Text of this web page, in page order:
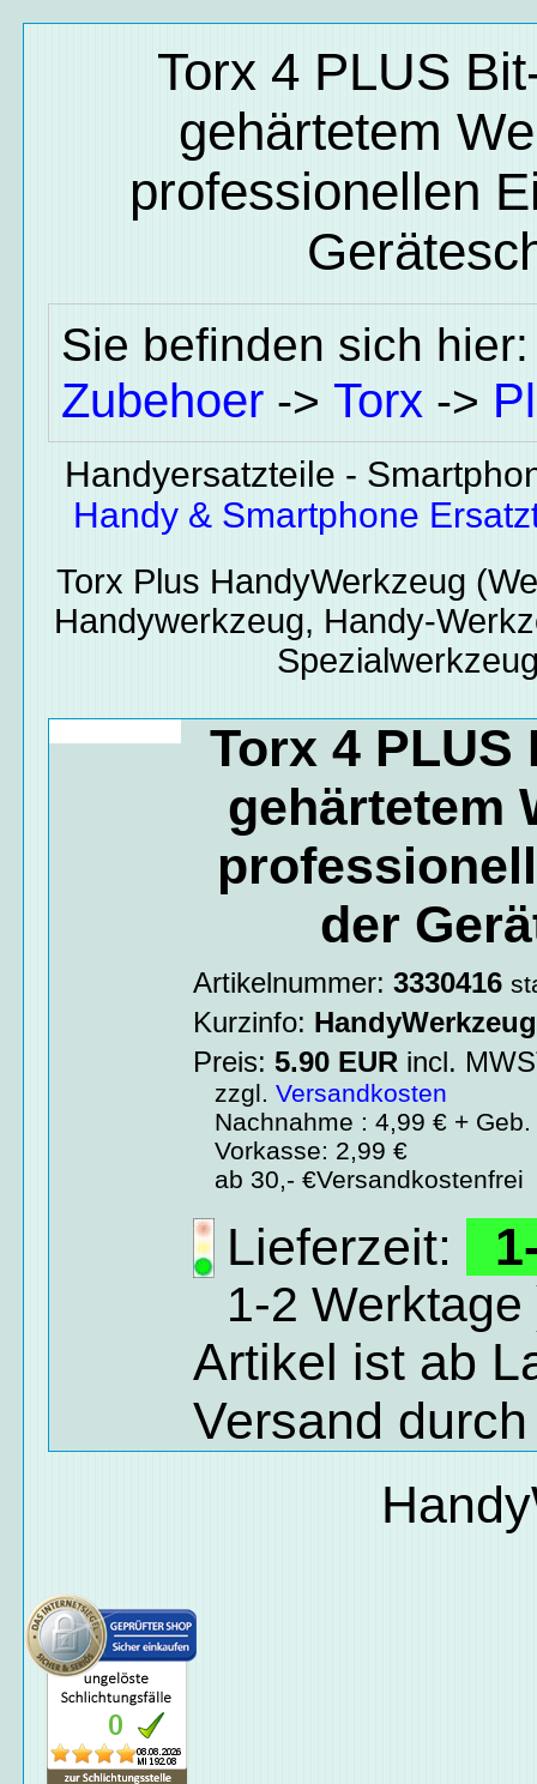
Torx 4 PLUS
gehärtetem
professionellen
Sie befinden sich
Zubehoer -> Torx ->
Handyersatzteile -
Handy & Smartphone
Torx Plus HandyWerkzeug
Handywerkzeug, Handy-
Torx 4
gehärtetem
der
Artikelnummer:3330416
Kurzinfo: HandyWerkzeug
Preis:5.90 EUR incl.
zzgl.Versandkosten
Nachnahme : 4,99 € + Geb.
Vorkasse: 2,99 €
ab 30,- €Versandkostenfrei
Lieferzeit:
1-2 Werktage
Artikel ist ab
Versand